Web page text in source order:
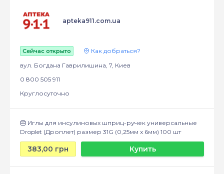
apteka911.com.ua
Сейчас открыто
Как добраться?
вул. Богдана Гаврилишина, 7, Киев
0 800 505 911
Круглосуточно
Иглы для инсулиновых шприц-ручек универсальные
Droplet (Дроплет) размер 31G (0,25мм x 6мм) 100 шт
383,00 грн Купить